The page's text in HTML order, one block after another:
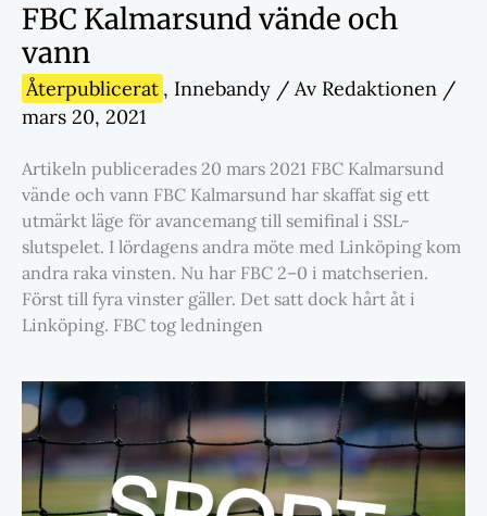
FBC Kalmarsund vände och
vann
Återpublicerat , Innebandy / Av Redaktionen /
mars 20, 2021
Artikeln publicerades 20 mars 2021 FBC Kalmarsund
vände och vann FBC Kalmarsund har skaffat sig ett
utmärkt läge för avancemang till semifinal i SSL-
slutspelet. I lördagens andra möte med Linköping kom
andra raka vinsten. Nu har FBC 2–0 i matchserien.
Först till fyra vinster gäller. Det satt dock hårt åt i
Linköping. FBC tog ledningen